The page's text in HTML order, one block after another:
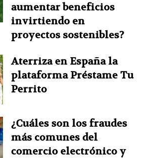
aumentar beneficios
invirtiendo en
proyectos sostenibles?
Aterriza en España la
plataforma Préstame Tu
Perrito
¿Cuáles son los fraudes
más comunes del
comercio electrónico y